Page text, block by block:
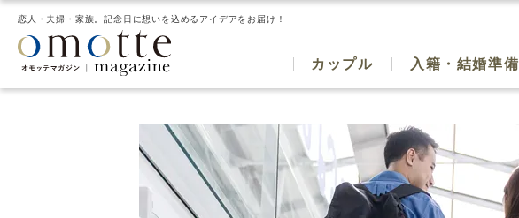
恋人・夫婦・家族。記念日に想いを込めるアイデアをお届け！
カップル 入籍・結婚準備